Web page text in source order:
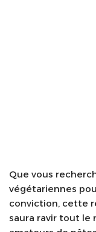
Que vous
végétariennes
conviction, cette
saura ravir tout le